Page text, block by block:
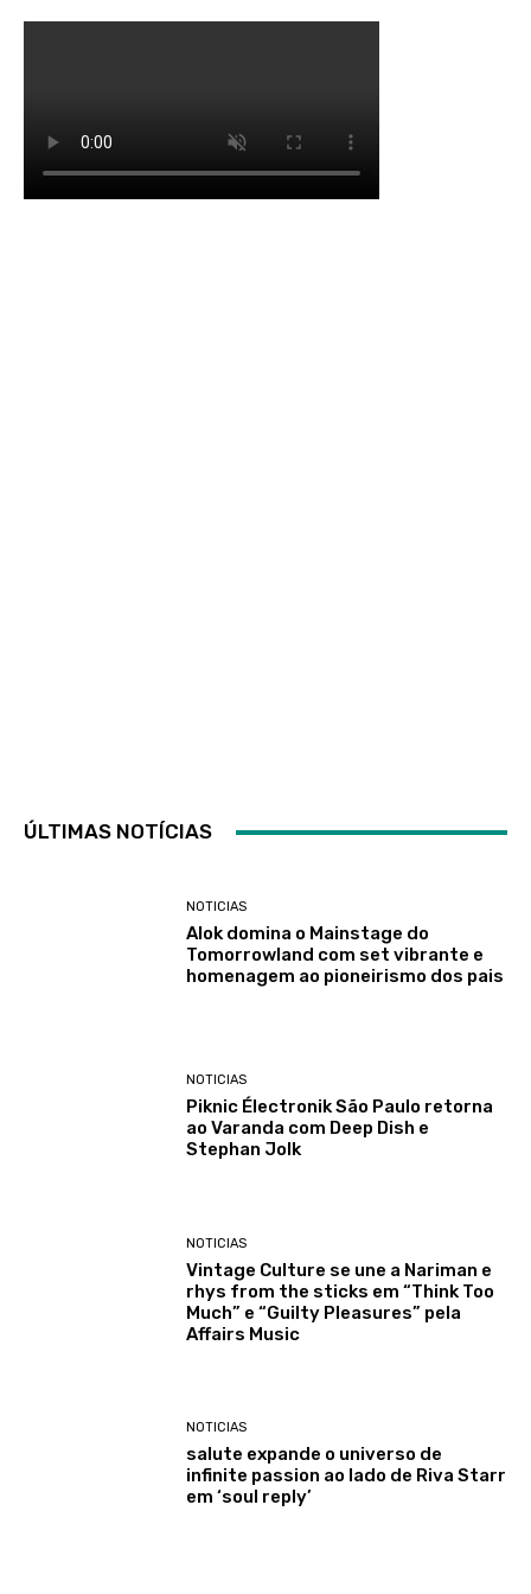
ÚLTIMAS NOTÍCIAS
NOTICIAS
Alok domina o Mainstage do
Tomorrowland com set vibrante e
homenagem ao pioneirismo dos pais
NOTICIAS
Piknic Électronik São Paulo retorna
ao Varanda com Deep Dish e
Stephan Jolk
NOTICIAS
Vintage Culture se une a Nariman e
rhys from the sticks em “Think Too
Much” e “Guilty Pleasures” pela
Affairs Music
NOTICIAS
salute expande o universo de
infinite passion ao lado de Riva Starr
em ‘soul reply’